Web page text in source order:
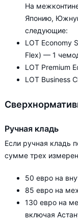
На
Японию,
следующие:
LOT Economy
Flex) — 1
LOT Premium
LOT Business
Ручная кладь
Если ручная кладь
сумме трех
50 евро на
85 евро на
130 евро на
включая